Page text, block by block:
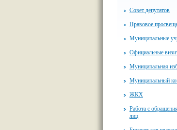
Совет депутатов
Правовое
Муниципальные
Официальные
Муниципальная
Муниципальный
ЖКХ
Работа с
лиц